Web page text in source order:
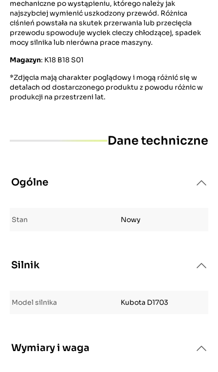
mechaniczne po wystąpieniu, którego należy jak
najszybciej wymienić uszkodzony przewód. Różnica
ciśnień powstała na skutek przerwania lub przecięcia
przewodu spowoduje wyciek cieczy chłodzącej, spadek
mocy silnika lub nierówna prace maszyny.
Magazyn: K18 B18 S01
*Zdjęcia mają charakter poglądowy i mogą różnić się w
detalach od dostarczonego produktu z powodu różnic w
produkcji na przestrzeni lat.
Dane techniczne
Ogólne
Stan Nowy
Silnik
Model silnika Kubota D1703
Wymiary i waga